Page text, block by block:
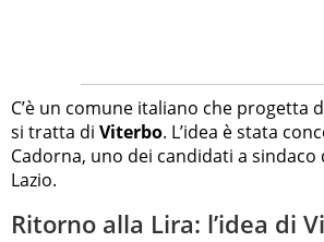
C’è un comune italiano che progetta
si tratta di Viterbo. L’idea è stata
Cadorna, uno dei candidati a sindaco
Lazio.
Ritorno alla Lira: l’idea di